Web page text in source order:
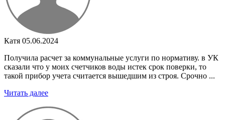
Катя 05.06.2024
Получила расчет за коммунальные услуги по нормативу. в УК
сказали что у моих счетчиков воды истек срок поверки, то
такой прибор учета считается вышедшим из строя. Срочно ...
Читать далее